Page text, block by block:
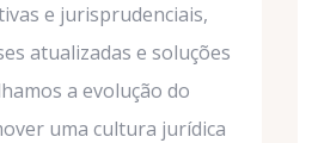
e jurisprudenciais,
atualizadas e soluções
a evolução do
uma cultura jurídica